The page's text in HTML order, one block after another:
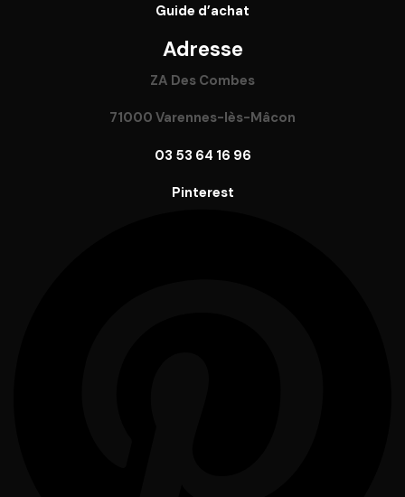
Guide d’achat
Adresse
ZA Des Combes
71000 Varennes-lès-Mâcon
03 53 64 16 96
Pinterest